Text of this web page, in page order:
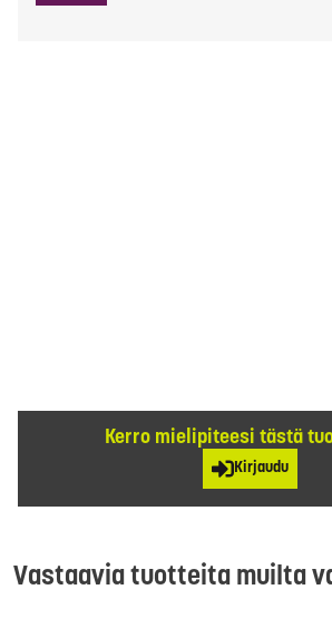
Kerro mielipiteesi tästä
Kirjaudu
Vastaavia tuotteita muilta